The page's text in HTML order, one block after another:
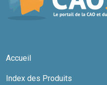
Accueil
Index des Produits